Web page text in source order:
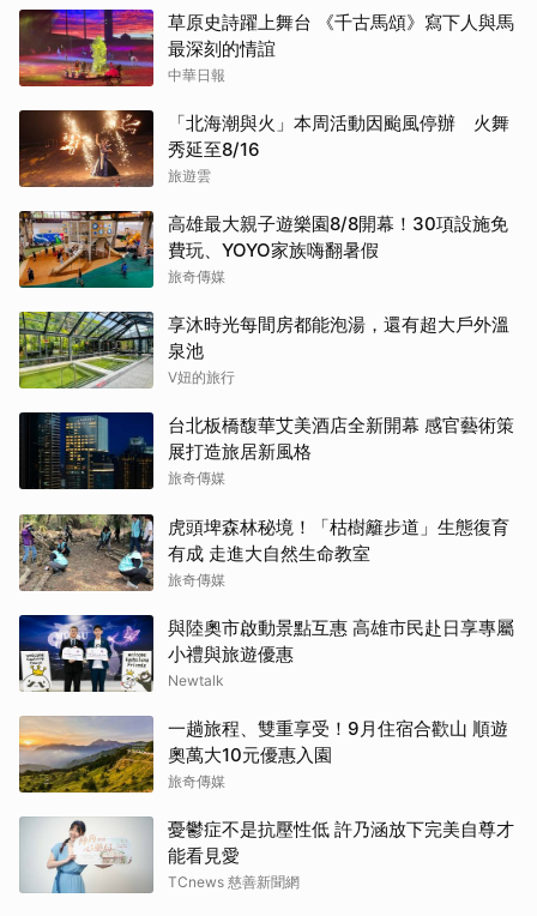
草原史詩躍上舞台 《千古馬頌》寫下人與馬
最深刻的情誼
中華日報
「北海潮與火」本周活動因颱風停辦 火舞
秀延至8/16
旅遊雲
高雄最大親子遊樂園8/8開幕！30項設施免
費玩、YOYO家族嗨翻暑假
旅奇傳媒
享沐時光每間房都能泡湯，還有超大戶外溫
泉池
V妞的旅行
台北板橋馥華艾美酒店全新開幕 感官藝術策
展打造旅居新風格
旅奇傳媒
虎頭埤森林秘境！「枯樹籬步道」生態復育
有成 走進大自然生命教室
旅奇傳媒
與陸奧市啟動景點互惠 高雄市民赴日享專屬
小禮與旅遊優惠
Newtalk
一趟旅程、雙重享受！9月住宿合歡山 順遊
奧萬大10元優惠入園
旅奇傳媒
憂鬱症不是抗壓性低 許乃涵放下完美自尊才
能看見愛
TCnews 慈善新聞網